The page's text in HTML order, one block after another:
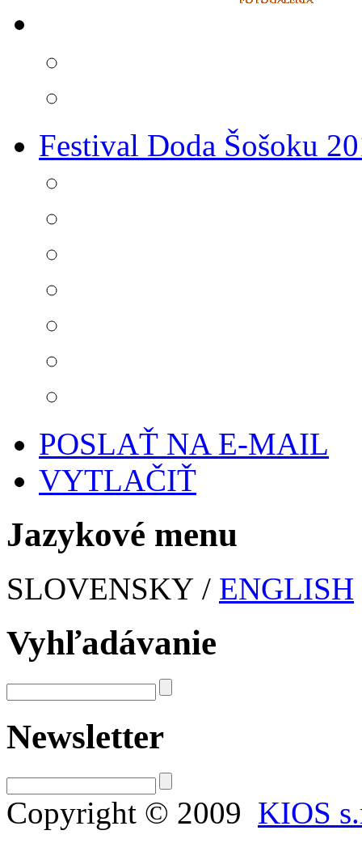
Festival Doda Šošoku
POSLAŤ NA E-MAIL
VYTLAČIŤ
Jazykové menu
SLOVENSKY / ENGLISH
Vyhľadávanie
Newsletter
Copyright © 2009 KIOS